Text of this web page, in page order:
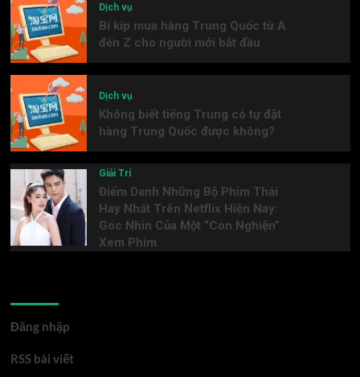
Dịch vụ
Bí kíp mua hàng Trung Quốc từ A
đến Z cho người mới bắt đầu
Dịch vụ
Không biết tiếng Trung có tự đặt
hàng Trung Quốc được không?
Giải Trí
Điểm Danh Những Bộ Phim Thái
Hay Nhất Trên Netflix Hiện Nay:
Góc Nhìn Của Một “Con Nghiện”
Xem Phim
Đăng nhập
RSS bài viết